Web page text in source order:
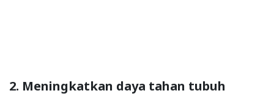
2. Meningkatkan daya tahan tubuh